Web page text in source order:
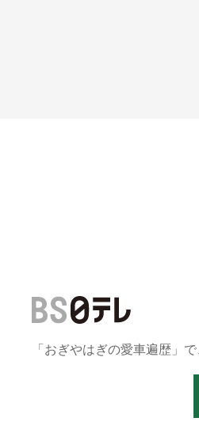
「おぎやはぎの愛車遍歴」